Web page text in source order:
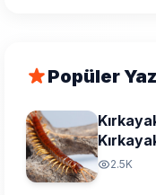
Popüler
2.5K